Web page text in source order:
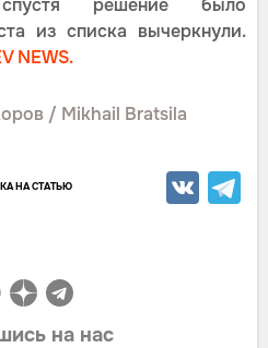
из списка вычеркнули.
NEWS.
/ Mikhail Bratsila
НА СТАТЬЮ
на нас